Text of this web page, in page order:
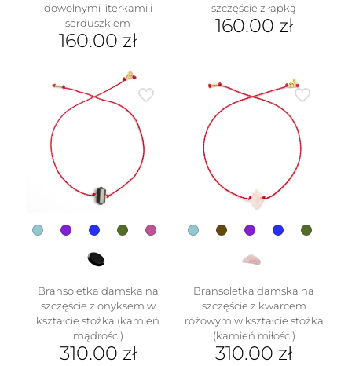
dowolnymi literkami i
serduszkiem
160.00 zł
produkt
ma
wiele
wariantów.
stronie
produktu
szczęście z łapką
160.00 zł
wiele
wariantów.
stronie
produktu
Bransoletka damska na
szczęście z onyksem w
kształcie stożka (kamień
mądrości)
310.00 zł
Bransoletka damska na
szczęście z kwarcem
różowym w kształcie stożka
(kamień miłości)
310.00 zł